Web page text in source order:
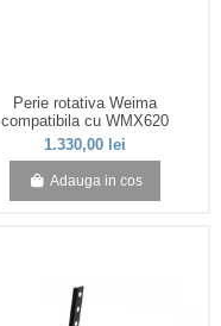
Perie rotativa Weima
compatibila cu WMX620
1.330,00 lei
Adauga in cos